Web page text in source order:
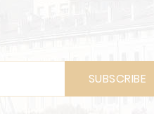
SUBSCRIBE